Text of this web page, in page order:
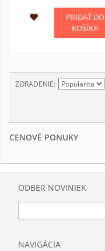
PRIDAŤ DO
KOŠÍKA
ZORADENIE
CENOVÉ PONUKY
ODBER NOVINIEK
NAVIGÁCIA